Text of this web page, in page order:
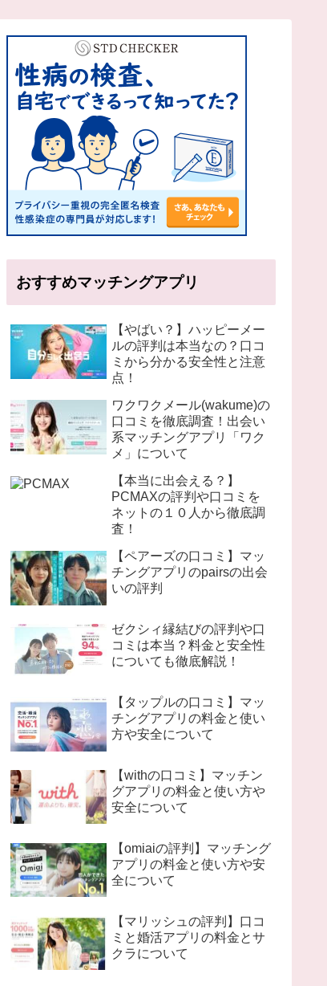
おすすめマッチングアプリ
【やばい？】ハッピーメー
ルの評判は本当なの？口コ
ミから分かる安全性と注意
点！
ワクワクメール(wakume)の
口コミを徹底調査！出会い
系マッチングアプリ「ワク
メ」について
【本当に出会える？】
PCMAXの評判や口コミを
ネットの１０人から徹底調
査！
【ペアーズの口コミ】マッ
チングアプリのpairsの出会
いの評判
ゼクシィ縁結びの評判や口
コミは本当？料金と安全性
についても徹底解説！
【タップルの口コミ】マッ
チングアプリの料金と使い
方や安全について
【withの口コミ】マッチン
グアプリの料金と使い方や
安全について
【omiaiの評判】マッチング
アプリの料金と使い方や安
全について
【マリッシュの評判】口コ
ミと婚活アプリの料金とサ
クラについて